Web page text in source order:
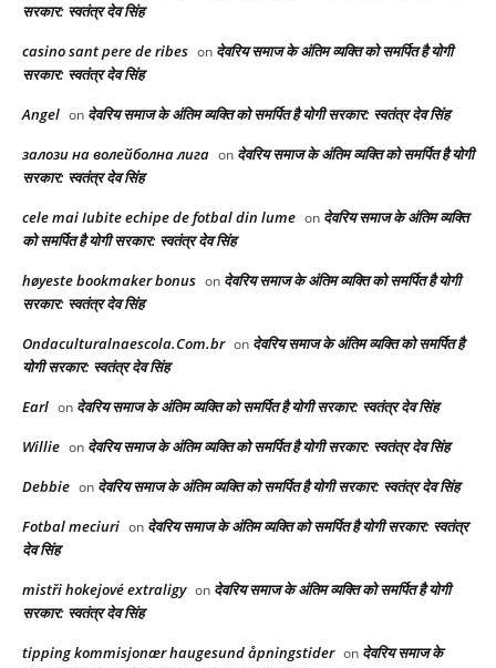
सरकार: स्वतंत्र देव सिंह
casino sant pere de ribes on देवरिय समाज के अंतिम व्यक्ति को समर्पित है योगी
सरकार: स्वतंत्र देव सिंह
Angel on देवरिय समाज के अंतिम व्यक्ति को समर्पित है योगी सरकार: स्वतंत्र देव सिंह
залози на волейболна лига on देवरिय समाज के अंतिम व्यक्ति को समर्पित है योगी
सरकार: स्वतंत्र देव सिंह
cele mai Iubite echipe de fotbal din lume on देवरिय समाज के अंतिम व्यक्ति
को समर्पित है योगी सरकार: स्वतंत्र देव सिंह
høyeste bookmaker bonus on देवरिय समाज के अंतिम व्यक्ति को समर्पित है योगी
सरकार: स्वतंत्र देव सिंह
Ondaculturalnaescola.Com.br on देवरिय समाज के अंतिम व्यक्ति को समर्पित है
योगी सरकार: स्वतंत्र देव सिंह
Earl on देवरिय समाज के अंतिम व्यक्ति को समर्पित है योगी सरकार: स्वतंत्र देव सिंह
Willie on देवरिय समाज के अंतिम व्यक्ति को समर्पित है योगी सरकार: स्वतंत्र देव सिंह
Debbie on देवरिय समाज के अंतिम व्यक्ति को समर्पित है योगी सरकार: स्वतंत्र देव सिंह
Fotbal meciuri on देवरिय समाज के अंतिम व्यक्ति को समर्पित है योगी सरकार: स्वतंत्र
देव सिंह
mistři hokejové extraligy on देवरिय समाज के अंतिम व्यक्ति को समर्पित है योगी
सरकार: स्वतंत्र देव सिंह
tipping kommisjonær haugesund åpningstider on देवरिय समाज के